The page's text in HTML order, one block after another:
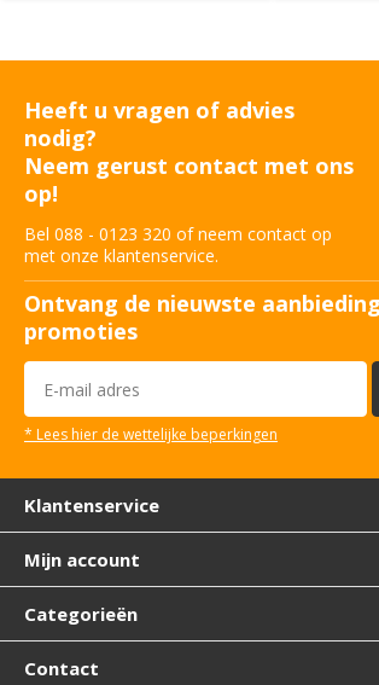
Heeft u vragen of advies
nodig?
Neem gerust contact met ons
op!
Bel 088 - 0123 320 of neem contact op
met onze klantenservice.
Ontvang de nieuwste
promoties
* Lees hier de wettelijke beperkingen
Klantenservice
Mijn account
Categorieën
Contact